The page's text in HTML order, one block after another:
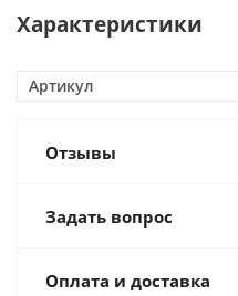
Характеристики
Артикул
Отзывы
Задать вопрос
Оплата и доставка